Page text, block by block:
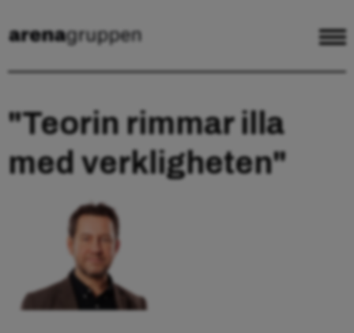
"Teorin rimmar illa
med verkligheten"